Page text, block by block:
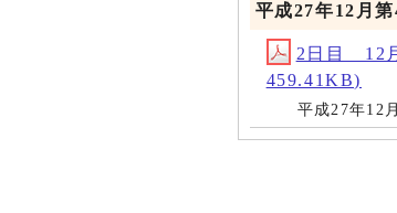
平成27年12月
2日目 12
459.41KB)
平成27年12